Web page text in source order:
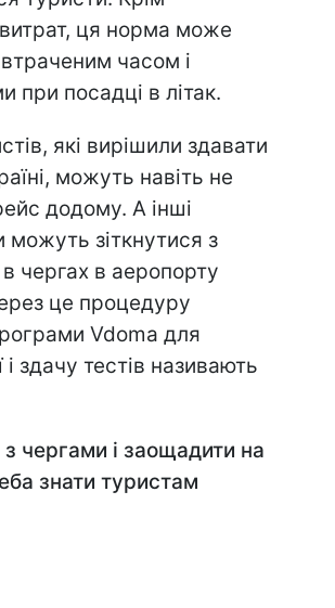
ця норма може
часом і
при посадці в літак.
які вирішили здавати
можуть навіть не
додому. А інші
можуть зіткнутися з
чергах в аеропорту
це процедуру
Vdoma для
і здачу тестів називають
з чергами і заощадити на
знати туристам